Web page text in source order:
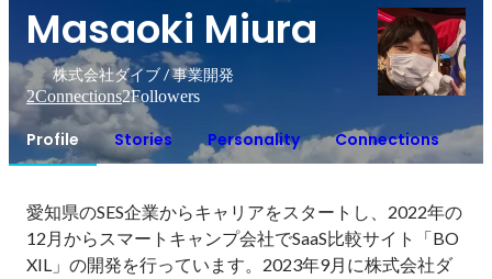
Masaoki Miura
株式会社ダイブ / 事業開発
2Connections2Followers
Profile Stories Personality Connections
愛知県のSES企業からキャリアをスタートし、2022年の
12月からスマートキャンプ会社でSaaS比較サイト「BO
XIL」の開発を行っています。2023年9月に株式会社ダ